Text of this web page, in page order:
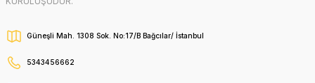
Güneşli Mah. 1308 Sok. No:17/B Bağcılar/ İstanbul
5343456662